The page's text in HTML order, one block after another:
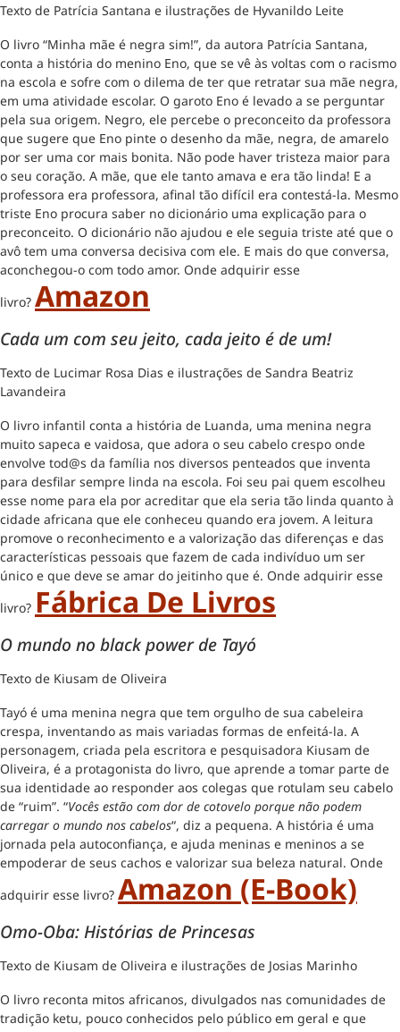
Texto de Patrícia Santana e ilustrações de Hyvanildo Leite
O livro “Minha mãe é negra sim!”, da autora Patrícia Santana,
conta a história do menino Eno, que se vê às voltas com o racismo
na escola e sofre com o dilema de ter que retratar sua mãe negra,
em uma atividade escolar. O garoto Eno é levado a se perguntar
pela sua origem. Negro, ele percebe o preconceito da professora
que sugere que Eno pinte o desenho da mãe, negra, de amarelo
por ser uma cor mais bonita. Não pode haver tristeza maior para
o seu coração. A mãe, que ele tanto amava e era tão linda! E a
professora era professora, afinal tão difícil era contestá-la. Mesmo
triste Eno procura saber no dicionário uma explicação para o
preconceito. O dicionário não ajudou e ele seguia triste até que o
avô tem uma conversa decisiva com ele. E mais do que conversa,
aconchegou-o com todo amor. Onde adquirir esse
livro? Amazon
Cada um com seu jeito, cada jeito é de um!
Texto de Lucimar Rosa Dias e ilustrações de Sandra Beatriz
Lavandeira
O livro infantil conta a história de Luanda, uma menina negra
muito sapeca e vaidosa, que adora o seu cabelo crespo onde
envolve tod@s da família nos diversos penteados que inventa
para desfilar sempre linda na escola. Foi seu pai quem escolheu
esse nome para ela por acreditar que ela seria tão linda quanto à
cidade africana que ele conheceu quando era jovem. A leitura
promove o reconhecimento e a valorização das diferenças e das
características pessoais que fazem de cada indivíduo um ser
único e que deve se amar do jeitinho que é. Onde adquirir esse
livro? Fábrica De Livros
O mundo no black power de Tayó
Texto de Kiusam de Oliveira
Tayó é uma menina negra que tem orgulho de sua cabeleira
crespa, inventando as mais variadas formas de enfeitá-la. A
personagem, criada pela escritora e pesquisadora Kiusam de
Oliveira, é a protagonista do livro, que aprende a tomar parte de
sua identidade ao responder aos colegas que rotulam seu cabelo
de “ruim”. “Vocês estão com dor de cotovelo porque não podem
carregar o mundo nos cabelos“, diz a pequena. A história é uma
jornada pela autoconfiança, e ajuda meninas e meninos a se
empoderar de seus cachos e valorizar sua beleza natural. Onde
adquirir esse livro? Amazon (e-Book)
Omo-Oba: Histórias de Princesas
Texto de Kiusam de Oliveira e ilustrações de Josias Marinho
O livro reconta mitos africanos, divulgados nas comunidades de
tradição ketu, pouco conhecidos pelo público em geral e que